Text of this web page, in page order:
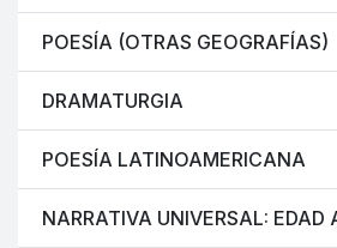
POESÍA (OTRAS GEOGRAFÍAS)
DRAMATURGIA
POESÍA LATINOAMERICANA
NARRATIVA UNIVERSAL: EDAD